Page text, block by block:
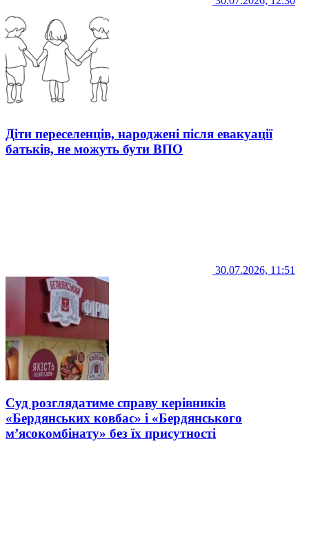
Діти переселенців, народжені після евакуації
батьків, не можуть бути ВПО
30.07.2026, 11:51
Суд розглядатиме справу керівників
«Бердянських ковбас» і «Бердянського
м’ясокомбінату» без їх присутності